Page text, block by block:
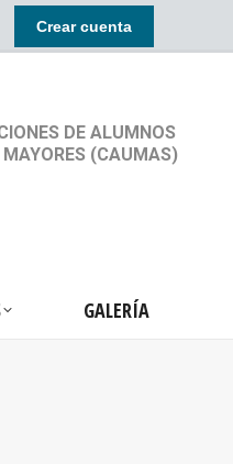
Crear cuenta
DE ALUMNOS
MAYORES (CAUMAS)
GALERÍA